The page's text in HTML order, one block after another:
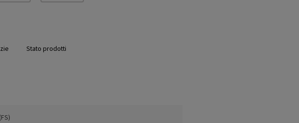
Stato prodotti